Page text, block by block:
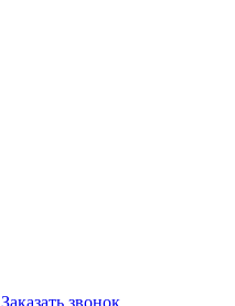
Заказать звонок